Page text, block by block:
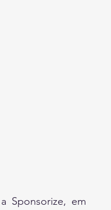
Sponsorize, em